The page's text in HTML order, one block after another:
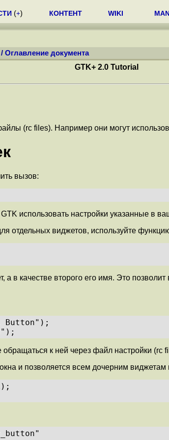
(+) КОНТЕНТ WIKI
/ Оглавление документа
GTK+ 2.0 Tutorial
(rc files). Например они могут
вызов:
использовать настройки указанные в
отдельных виджетов, используйте
в качестве второго его имя. Это
Button");
к ней через файл настройки (rc
и позволяется всем дочерним